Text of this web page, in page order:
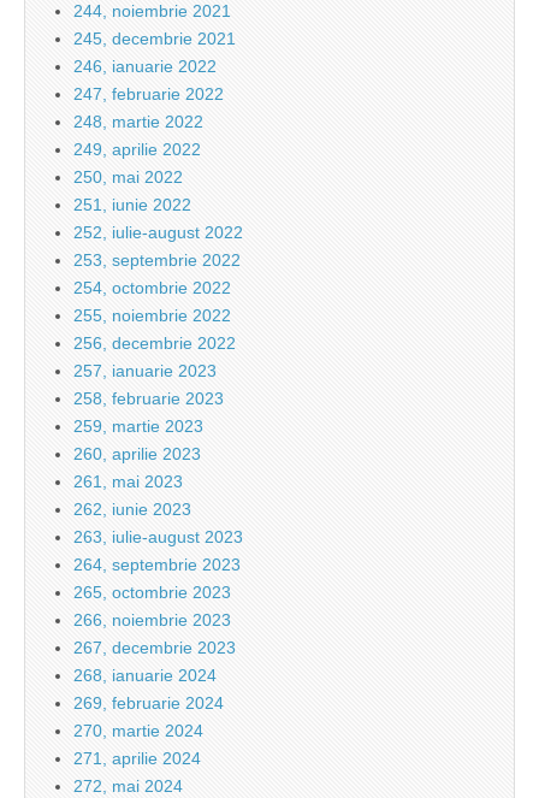
244, noiembrie 2021
245, decembrie 2021
246, ianuarie 2022
247, februarie 2022
248, martie 2022
249, aprilie 2022
250, mai 2022
251, iunie 2022
252, iulie-august 2022
253, septembrie 2022
254, octombrie 2022
255, noiembrie 2022
256, decembrie 2022
257, ianuarie 2023
258, februarie 2023
259, martie 2023
260, aprilie 2023
261, mai 2023
262, iunie 2023
263, iulie-august 2023
264, septembrie 2023
265, octombrie 2023
266, noiembrie 2023
267, decembrie 2023
268, ianuarie 2024
269, februarie 2024
270, martie 2024
271, aprilie 2024
272, mai 2024